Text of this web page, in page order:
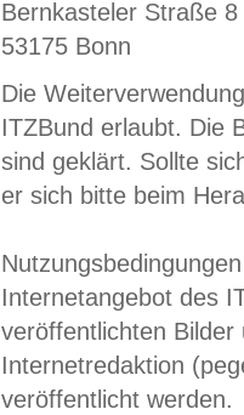
Bernkasteler Straße 8
53175 Bonn
Die
ITZBund erlaubt. Die
sind geklärt. Sollte
er sich bitte beim
Internetangebot des
veröffentlichten
Internetredaktion
veröffentlicht werden.